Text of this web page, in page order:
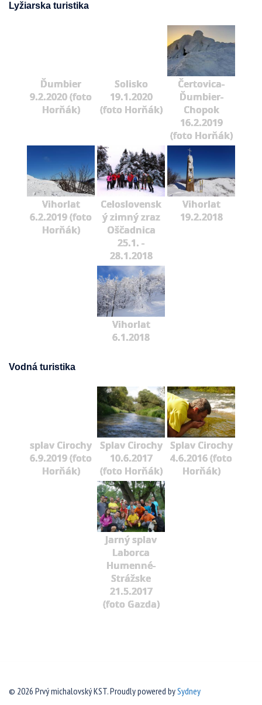
Lyžiarska turistika
Ďumbier
9.2.2020 (foto
Horňák)
Solisko
19.1.2020
(foto Horňák)
Čertovica-
Ďumbier-
Chopok
16.2.2019
(foto Horňák)
Vihorlat
6.2.2019 (foto
Horňák)
Celoslovensk
ý zimný zraz
Oščadnica
25.1. -
28.1.2018
Vihorlat
19.2.2018
Vihorlat
6.1.2018
Vodná turistika
splav Cirochy
6.9.2019 (foto
Horňák)
Splav Cirochy
10.6.2017
(foto Horňák)
Splav Cirochy
4.6.2016 (foto
Horňák)
Jarný splav
Laborca
Humenné-
Strážske
21.5.2017
(foto Gazda)
© 2026 Prvý michalovský KST. Proudly powered bySydney